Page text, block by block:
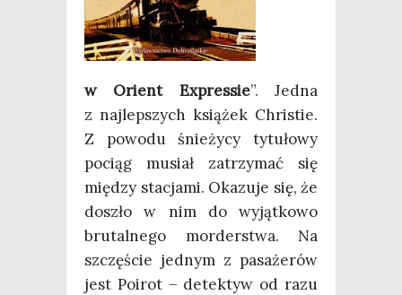
w Orient Expres­sie”. Jed­na
z naj­lep­szych ksią­żek Chri­stie.
Z powo­du śnie­ży­cy tytu­ło­wy
pociąg musiał zatrzy­mać się
mię­dzy sta­cja­mi. Oka­zu­je się, że
doszło w nim do wyjąt­ko­wo
bru­tal­ne­go mor­der­stwa. Na
szczę­ście jed­nym z pasa­że­rów
jest Poirot – detek­tyw od razu